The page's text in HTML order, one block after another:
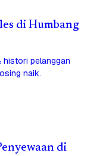
di Humbang
histori pelanggan
naik.
di